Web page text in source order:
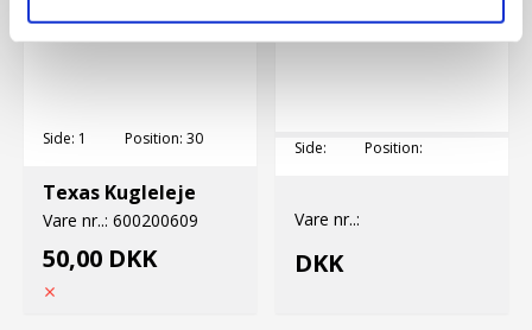
Side: 1 Position: 30
Texas Kugleleje
Vare nr..: 600200609
50,00 DKK
Side: Position:
Vare nr..:
DKK